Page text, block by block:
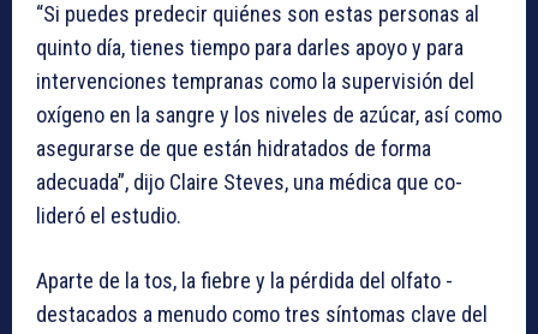
“Si puedes predecir quiénes son estas personas al
quinto día, tienes tiempo para darles apoyo y para
intervenciones tempranas como la supervisión del
oxígeno en la sangre y los niveles de azúcar, así como
asegurarse de que están hidratados de forma
adecuada”, dijo Claire Steves, una médica que co-
lideró el estudio.
Aparte de la tos, la fiebre y la pérdida del olfato -
destacados a menudo como tres síntomas clave del